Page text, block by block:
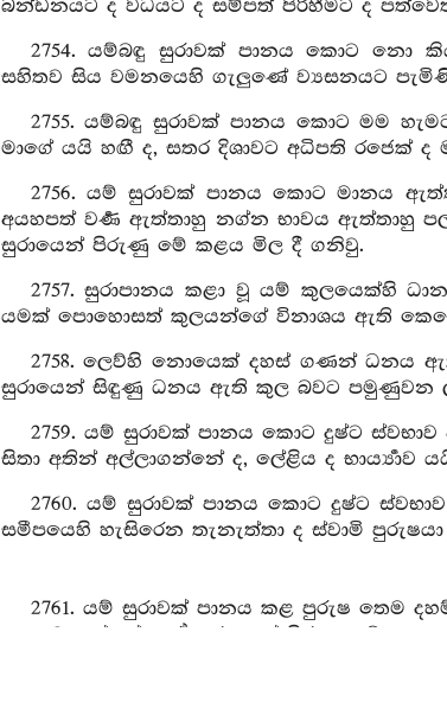
බන්ඩනයට ද වධයට ද සම්පත් පිරිහීමට ද
2754. යම්බඳු සුරාවක් පානය කොට නො
සහිතව සිය වමනයෙහි ගැලුණේ ව්‍යසනයට
2755. යම්බඳු සුරාවක් පානය කොට මම
මාගේ යයි හඟී ද, සතර දිශාවට අධිපති රජෙක්
2756. යම් සුරාවක් පානය කොට මානය
අයහපත් වර්‍ණ ඇත්තාහු නග්න භාවය ඇත්තාහු
සුරායෙන් පිරුණු මේ කළය මිල දී ගනිවු.
2757. සුරාපානය කළා වූ යම් කුලයෙක්හි
යමක් පොහොසත් කුලයන්ගේ විනාශය ඇති
2758. ලෙව්හි නොයෙක් දහස් ගණන් ධනය
සුරායෙන් සිඳුණු ධනය ඇති කුල බවට පමුණුවන
2759. යම් සුරාවක් පානය කොට දුෂ්ට
සිතා අතින් අල්ලාගන්නේ ද, ලේළිය ද
2760. යම් සුරාවක් පානය කොට දුෂ්ට
සමීපයෙහි හැසිරෙන තැනැත්තා ද ස්වාමි
2761. යම් සුරාවක් පානය කළ පුරුෂ තෙම
අපායට යන්නේ ද, ඒ සුරායෙන් පිරුණු මේ කළය